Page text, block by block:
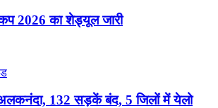
कप 2026 का शेड्यूल जारी
132 सड़कें बंद, 5 जिलों में येलो